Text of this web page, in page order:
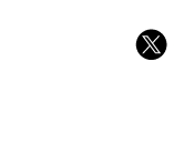
T